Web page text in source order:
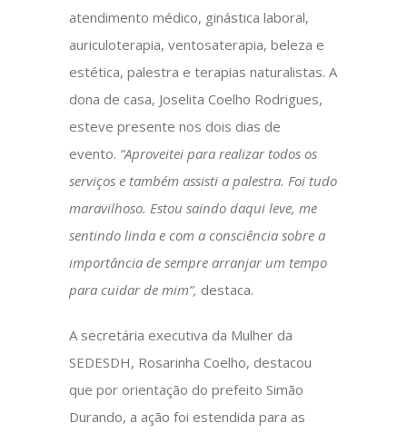
atendimento médico, ginástica laboral,
auriculoterapia, ventosaterapia, beleza e
estética, palestra e terapias naturalistas. A
dona de casa, Joselita Coelho Rodrigues,
esteve presente nos dois dias de
evento. “Aproveitei para realizar todos os
serviços e também assisti a palestra. Foi tudo
maravilhoso. Estou saindo daqui leve, me
sentindo linda e com a consciência sobre a
importância de sempre arranjar um tempo
para cuidar de mim”, destaca.
A secretária executiva da Mulher da
SEDESDH, Rosarinha Coelho, destacou
que por orientação do prefeito Simão
Durando, a ação foi estendida para as